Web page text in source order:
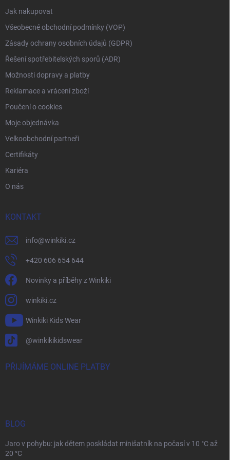
Jak nakupovat
Všeobecné obchodní podmínky (VOP)
Zásady ochrany osobních údajů (GDPR)
Řešení spotřebitelských sporů (ADR)
Možnosti dopravy a platby
Reklamace a vrácení zboží
Poučení o cookies
Moje objednávka
Velkoobchodní partneři
Certifikáty
Kariéra
O nás
KONTAKT
info@winkiki.cz
+420 606 654 644
Novinky a příběhy z Winkiki
winkiki.cz
Winkiki Kids Wear
@winkikikidswear
PŘIJÍMÁME ONLINE PLATBY
BLOG
Jaro v pohybu: jak dětem poskládat minišatník na počasí v 10 °C až
20 °C